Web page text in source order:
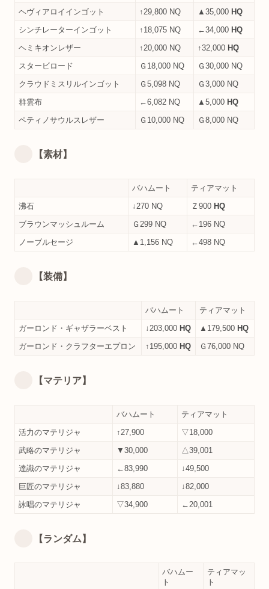
ヘヴィアロイインゴット
↑29,800 NQ ▲35,000 HQ
シンチレーターインゴット
↑18,075 NQ ←34,000 HQ
ヘミキオンレザー
↑20,000 NQ ↑32,000 HQ
スタービロード
Ｇ18,000 NQ
Ｇ30,000 NQ
クラウドミスリルインゴット
Ｇ5,098 NQ
Ｇ3,000 NQ
群雲布
←6,082 NQ ▲5,000 HQ
ペティノサウルスレザー
Ｇ10,000 NQ Ｇ8,000 NQ
【素材】
バハムート
ティアマット
沸石
↓270 NQ Ｚ900 HQ
ブラウンマッシュルーム
Ｇ299 NQ
←196 NQ
ノーブルセージ
▲1,156 NQ ←498 NQ
【装備】
バハムート
ティアマット
ガーロンド・ギャザラーベスト
↓203,000 HQ ▲179,500 HQ
ガーロンド・クラフターエプロン
↑195,000 HQ Ｇ76,000 NQ
【マテリア】
バハムート
ティアマット
活力のマテリジャ
↑27,900
▽18,000
武略のマテリジャ
▼30,000
△39,001
達識のマテリジャ
←83,990
↓49,500
巨匠のマテリジャ
↓83,880
↓82,000
詠唱のマテリジャ
▽34,900 ←20,001
【ランダム】
バハムー
ト
ティアマッ
ト